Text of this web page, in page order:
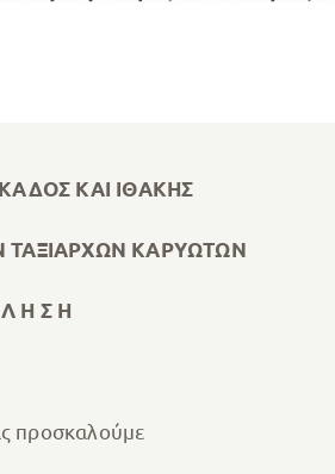
ΚΑΙ ΙΘΑΚΗΣ
ΚΑΡΥΩΤΩΝ
Η Σ Η
προσκαλούμε